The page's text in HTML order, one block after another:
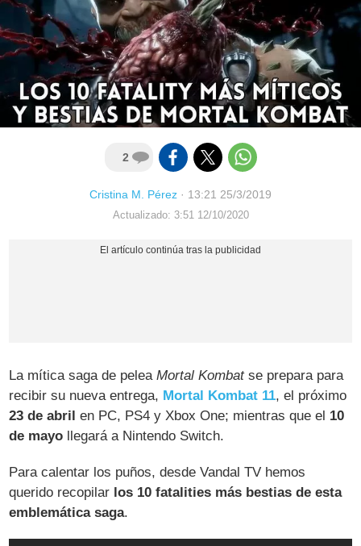
2
Cristina M. Pérez · 13:21 25/3/2019
Actualizado: 3:51 12/10/2020
La mítica saga de peleaMortal Kombatse prepara para
recibir su nueva entrega, Mortal Kombat 11, el próximo
23 de abril en PC, PS4 y Xbox One; mientras que el 10
de mayo llegará a Nintendo Switch.
Para calentar los puños, desde Vandal TV hemos
querido recopilar los 10 fatalities más bestias de esta
emblemática saga.